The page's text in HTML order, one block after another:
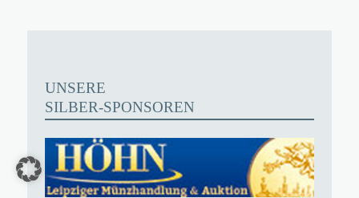
UNSERE
SILBER-SPONSOREN